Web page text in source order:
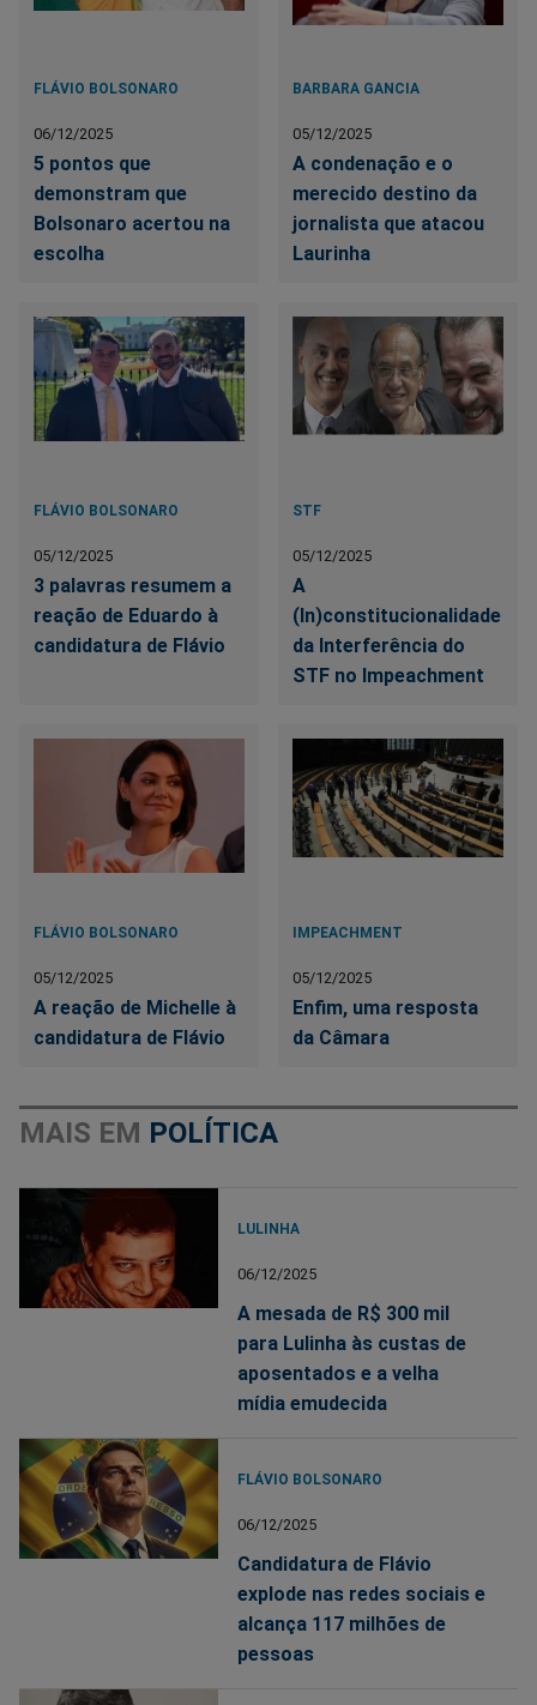
FLÁVIO BOLSONARO
06/12/2025
5 pontos que
demonstram que
Bolsonaro acertou na
escolha
BARBARA GANCIA
05/12/2025
A condenação e o
merecido destino da
jornalista que atacou
Laurinha
FLÁVIO BOLSONARO
05/12/2025
3 palavras resumem a
reação de Eduardo à
candidatura de Flávio
STF
05/12/2025
A
(In)constitucionalidade
da Interferência do
STF no Impeachment
FLÁVIO BOLSONARO
05/12/2025
A reação de Michelle à
candidatura de Flávio
IMPEACHMENT
05/12/2025
Enfim, uma resposta
da Câmara
MAIS EM POLÍTICA
LULINHA
06/12/2025
A mesada de R$ 300 mil
para Lulinha às custas de
aposentados e a velha
mídia emudecida
FLÁVIO BOLSONARO
06/12/2025
Candidatura de Flávio
explode nas redes sociais e
alcança 117 milhões de
pessoas